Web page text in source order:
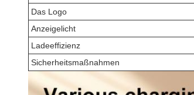
Das Logo
Anzeigelicht
Ladeeffizienz
Sicherheitsmaßnahmen